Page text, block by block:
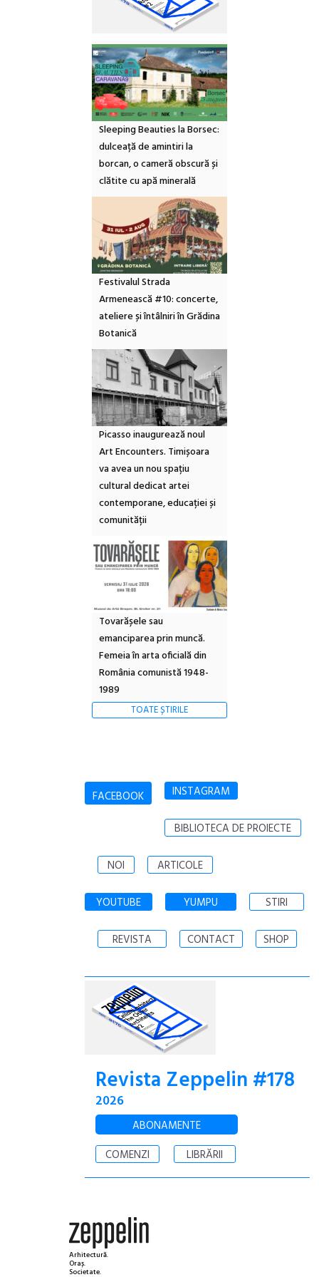
Sleeping Beauties la Borsec:
dulceață de amintiri la
borcan, o cameră obscură și
clătite cu apă minerală
Festivalul Strada
Armenească #10: concerte,
ateliere și întâlniri în Grădina
Botanică
Picasso inaugurează noul
Art Encounters. Timișoara
va avea un nou spațiu
cultural dedicat artei
contemporane, educației și
comunității
Tovarășele sau
emanciparea prin muncă.
Femeia în arta oficială din
România comunistă 1948-
1989
TOATE ȘTIRILE
FACEBOOK INSTAGRAM
BIBLIOTECA DE PROIECTE
NOI ARTICOLE
YOUTUBE YUMPU STIRI
REVISTA CONTACT SHOP
Revista Zeppelin #178
2026
ABONAMENTE
COMENZI
LIBRĂRII
Arhitectură.
Oraș.
Societate.